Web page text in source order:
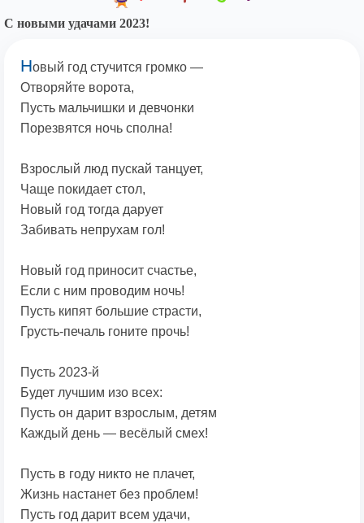
С новыми удачами 2023!
Новый год стучится громко —
Отворяйте ворота,
Пусть мальчишки и девчонки
Порезвятся ночь сполна!
Взрослый люд пускай танцует,
Чаще покидает стол,
Новый год тогда дарует
Забивать непрухам гол!
Новый год приносит счастье,
Если с ним проводим ночь!
Пусть кипят большие страсти,
Грусть-печаль гоните прочь!
Пусть 2023-й
Будет лучшим изо всех:
Пусть он дарит взрослым, детям
Каждый день — весёлый смех!
Пусть в году никто не плачет,
Жизнь настанет без проблем!
Пусть год дарит всем удачи,